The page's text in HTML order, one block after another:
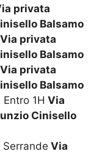
privata
Balsamo
Via privata
Balsamo
Via privata
Balsamo
1H Via
Cinisello
Serrande Via